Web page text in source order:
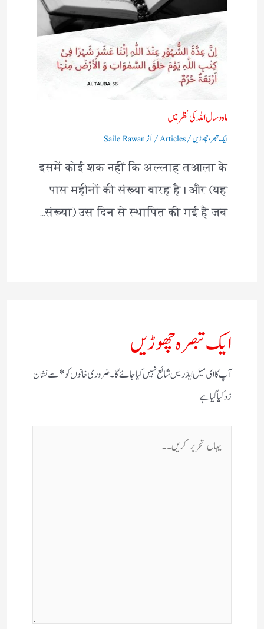
ماہ و سال اللہ کی نظر میں
ایک تبصرہ چھوڑیں/
Articles/ ازSaile Rawan
इसमें कोई शक नहीं कि अल्लाह तआला के
पास महीनों की संख्या बारह है। और (यह
संख्या) उस दिन से स्थापित की गई है जब…
ایک تبصرہ چھوڑیں
آپ کا ای میل ایڈریس شائع نہیں کیا جائے گا۔ضروری خانوں کو*سے نشان
زد کیا گیا ہے
یہاں
تحریر